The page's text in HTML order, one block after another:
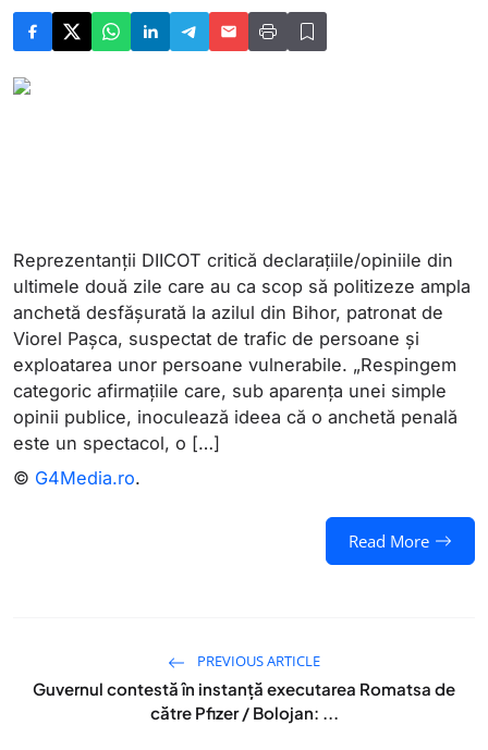
Reprezentanții DIICOT critică declarațiile/opiniile din
ultimele două zile care au ca scop să politizeze ampla
anchetă desfășurată la azilul din Bihor, patronat de
Viorel Pașca, suspectat de trafic de persoane și
exploatarea unor persoane vulnerabile. „Respingem
categoric afirmațiile care, sub aparența unei simple
opinii publice, inoculează ideea că o anchetă penală
este un spectacol, o […]
© G4Media.ro.
Read More
PREVIOUS ARTICLE
Guvernul contestă în instanță executarea Romatsa de
către Pfizer / Bolojan: ...